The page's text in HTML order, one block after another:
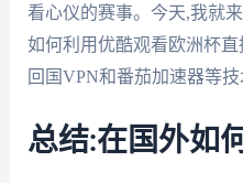
看心仪的赛事。今天,我就
如何利用优酷观看欧洲杯直
回国VPN和番茄加速器等技
总结:在国外如